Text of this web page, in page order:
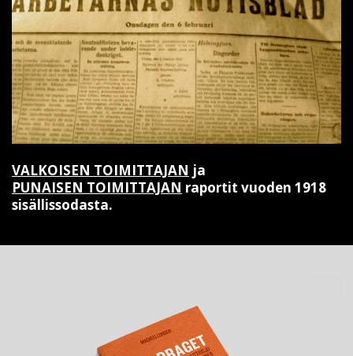
VALKOISEN TOIMITTAJAN ja
PUNAISEN TOIMITTAJAN raportit vuoden 1918
sisällissodasta.